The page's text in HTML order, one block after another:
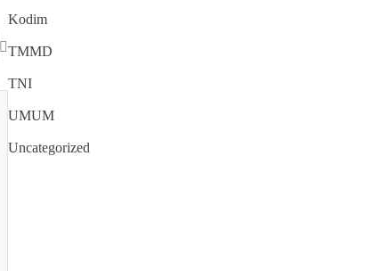
Kodim
TMMD
TNI
UMUM
Uncategorized